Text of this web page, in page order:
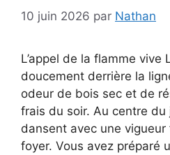
10 juin 2026 par Nathan
L’appel de la flamme vive
doucement derrière la
odeur de bois sec et de
frais du soir. Au centre
dansent avec une
foyer. Vous avez préparé